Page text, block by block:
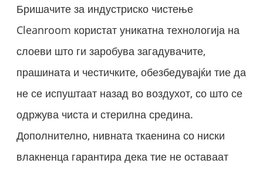
Бришачите за индустриско чистење
Cleanroom користат уникатна технологија на
слоеви што ги заробува загадувачите,
прашината и честичките, обезбедувајќи тие да
не се испуштаат назад во воздухот, со што се
одржува чиста и стерилна средина.
Дополнително, нивната ткаенина со ниски
влакненца гарантира дека тие не оставаат